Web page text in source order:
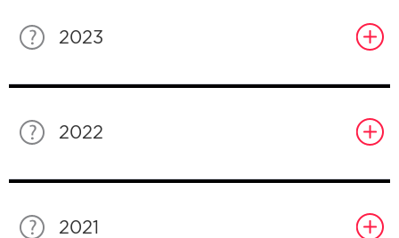
2023
2022
2021